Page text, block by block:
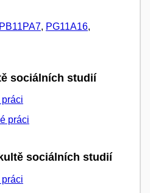
PB11PA7, PG11A16,
sociálních studií
práci
sociálních studií